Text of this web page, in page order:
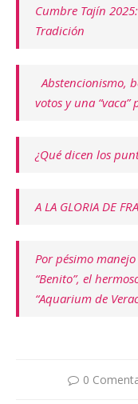
Cumbre Tajín
Tradición
Abstencionismo,
votos y una
¿Qué dicen los
A LA GLORIA DE
Por pésimo
“Benito”, el
“Aquarium de
0